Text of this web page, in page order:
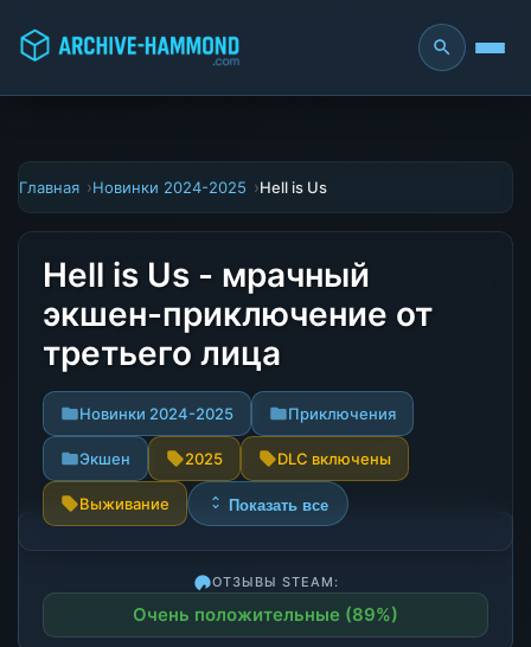
Главная Новинки 2024-2025 Hell is Us
Hell is Us - мрачный
экшен-приключение от
третьего лица
Новинки 2024-2025 Приключения
Экшен 2025 DLC включены
Выживание Показать все
ОТЗЫВЫ STEAM:
Очень положительные (89%)